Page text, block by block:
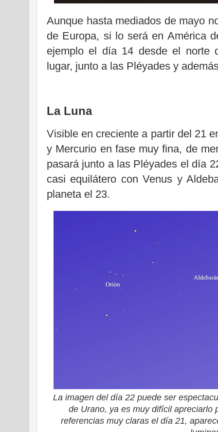
Aunque hasta mediados de mayo
de Europa, si lo será en América
ejemplo el día 14 desde el norte
lugar, junto a las Pléyades y
La Luna
Visible en creciente a partir del 21
y Mercurio en fase muy fina, de
pasará junto a las Pléyades el día
casi equilátero con Venus y
planeta el 23.
La imagen del día 22 puede ser
de Urano, ya es muy difícil apreciarlo
referencias muy claras el día 21,